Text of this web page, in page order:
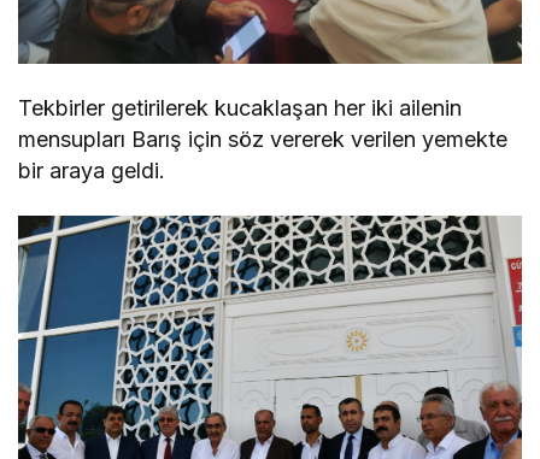
Tekbirler getirilerek kucaklaşan her iki ailenin
mensupları Barış için söz vererek verilen yemekte
bir araya geldi.